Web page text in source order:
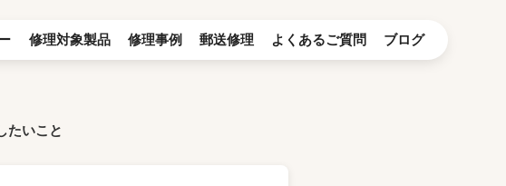
修理対象製品 修理事例 郵送修理 よくあるご質問 ブログ
たいこと